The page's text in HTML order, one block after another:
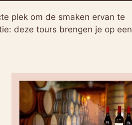
plek om de smaken ervan te
deze tours brengen je op een